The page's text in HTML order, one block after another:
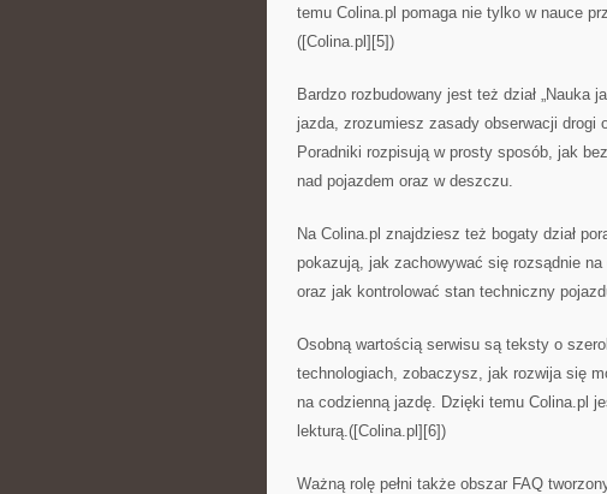
temu Colina.pl pomaga nie tylko w nauce
([Colina.pl][5])
Bardzo rozbudowany jest też dział „Nauka
jazda, zrozumiesz zasady obserwacji
Poradniki rozpisują w prosty sposób, jak
nad pojazdem oraz w deszczu.
Na Colina.pl znajdziesz też bogaty dział
pokazują, jak zachowywać się rozsądnie
oraz jak kontrolować stan techniczny
Osobną wartością serwisu są teksty o
technologiach, zobaczysz, jak rozwija się
na codzienną jazdę. Dzięki temu Colina.pl
lekturą.([Colina.pl][6])
Ważną rolę pełni także obszar FAQ